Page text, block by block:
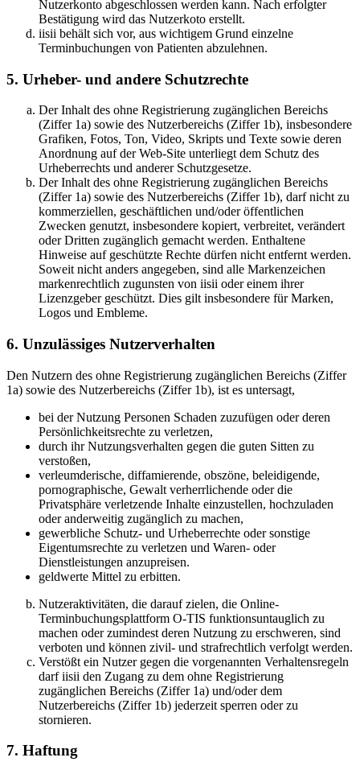
Nutzerkonto abgeschlossen werden kann. Nach erfolgter
Bestätigung wird das Nutzerkoto erstellt.
iisii behält sich vor, aus wichtigem Grund einzelne
Terminbuchungen von Patienten abzulehnen.
5. Urheber- und andere Schutzrechte
Der Inhalt des ohne Registrierung zugänglichen Bereichs
(Ziffer 1a) sowie des Nutzerbereichs (Ziffer 1b), insbesondere
Grafiken, Fotos, Ton, Video, Skripts und Texte sowie deren
Anordnung auf der Web-Site unterliegt dem Schutz des
Urheberrechts und anderer Schutzgesetze.
Der Inhalt des ohne Registrierung zugänglichen Bereichs
(Ziffer 1a) sowie des Nutzerbereichs (Ziffer 1b), darf nicht zu
kommerziellen, geschäftlichen und/oder öffentlichen
Zwecken genutzt, insbesondere kopiert, verbreitet, verändert
oder Dritten zugänglich gemacht werden. Enthaltene
Hinweise auf geschützte Rechte dürfen nicht entfernt werden.
Soweit nicht anders angegeben, sind alle Markenzeichen
markenrechtlich zugunsten von iisii oder einem ihrer
Lizenzgeber geschützt. Dies gilt insbesondere für Marken,
Logos und Embleme.
6. Unzulässiges Nutzerverhalten
Den Nutzern des ohne Registrierung zugänglichen Bereichs (Ziffer
1a) sowie des Nutzerbereichs (Ziffer 1b), ist es untersagt,
bei der Nutzung Personen Schaden zuzufügen oder deren
Persönlichkeitsrechte zu verletzen,
durch ihr Nutzungsverhalten gegen die guten Sitten zu
verstoßen,
verleumderische, diffamierende, obszöne, beleidigende,
pornographische, Gewalt verherrlichende oder die
Privatsphäre verletzende Inhalte einzustellen, hochzuladen
oder anderweitig zugänglich zu machen,
gewerbliche Schutz- und Urheberrechte oder sonstige
Eigentumsrechte zu verletzen und Waren- oder
Dienstleistungen anzupreisen.
geldwerte Mittel zu erbitten.
Nutzeraktivitäten, die darauf zielen, die Online-
Terminbuchungsplattform O-TIS funktionsuntauglich zu
machen oder zumindest deren Nutzung zu erschweren, sind
verboten und können zivil- und strafrechtlich verfolgt werden.
Verstößt ein Nutzer gegen die vorgenannten Verhaltensregeln
darf iisii den Zugang zu dem ohne Registrierung
zugänglichen Bereichs (Ziffer 1a) und/oder dem
Nutzerbereichs (Ziffer 1b) jederzeit sperren oder zu
stornieren.
7. Haftung